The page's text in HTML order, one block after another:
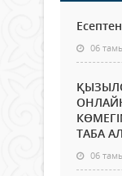
06
ТАБА
06